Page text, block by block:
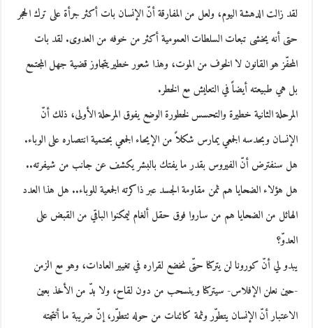
لقد زالت الدهشة اليوم، ولعل من المفارقة أنّ الإنسان بات أكثر جرأة على ترك الحجر
حتى أنه يخشى تبعات السلطات العمومية أكثر من خوفه من العدوى. لقد بات
المحفّز هو القانون لا الخوف من الموت، وهذا شعور خطير يتجاوز قضية جهل المجتمع
بل هي طبيعته أيضاً في التعايش مع الخطر.
المرحلة الثانية خطيرة والتحسس لخطورة الوضع يفوق المرحلة الأولى، ذلك أنّ
الإنسان وبحدسه الجمعي يمارس شكلاً من الإيحاء الجمعي بحتمية انتصاره على الوباء.
هل سنفترض أنّ الفيروس بقدر ما يفتك بالبشر يكشف عن جانب من شيفرته..
هل هؤلاء الضحايا هم ثمن مقاومة الجسد عبر ذاكرته الجمعية للوباء.. هل هذا العدد
الهائل من الضحايا هم من ساروا فوق حقل ألغام ليمكنوا الباقي من القبض على
العدوّ؟
يبدو لي أنّ كورونا لن يتركنا حتّى نخضع لقراره في تغيير العادات، وهو مع الزمن
-حين نعلن الإفلاس- سيتركنا وينسحب من دون لقاح، ولا بدّ من الأخذ بعين
الاعتبار أنّ الإنسان يتطوّر وثمة كائنات من حوله تتطوّر، إنّ ضريبة ما أنتجته